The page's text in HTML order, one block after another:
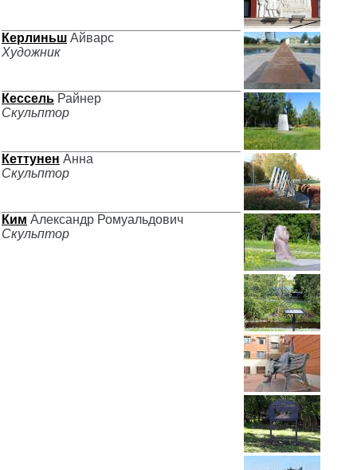
Керлиньш Айварс
Художник
Кессель Райнер
Скульптор
Кеттунен Анна
Скульптор
Ким Александр Ромуальдович
Скульптор